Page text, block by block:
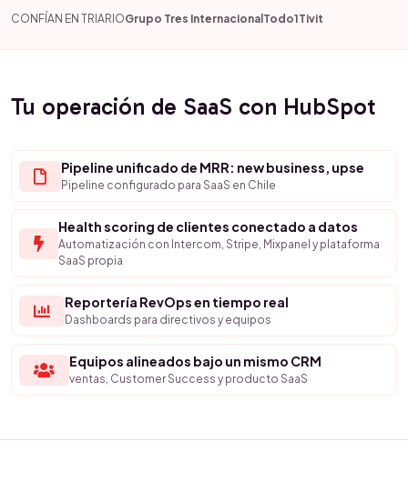
CONFÍAN EN TRIARIOGrupo Tres Internacional Todo1Tivit
Tu operación de SaaS con HubSpot
Pipeline unificado de MRR: new business, upse
Pipeline configurado para SaaS en Chile
Health scoring de clientes conectado a datos
Automatización con Intercom, Stripe, Mixpanel y plataforma
SaaS propia
Reportería RevOps en tiempo real
Dashboards para directivos y equipos
Equipos alineados bajo un mismo CRM
ventas, Customer Success y producto SaaS